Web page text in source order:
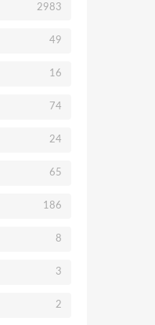
2983
49
16
74
24
65
186
8
3
2